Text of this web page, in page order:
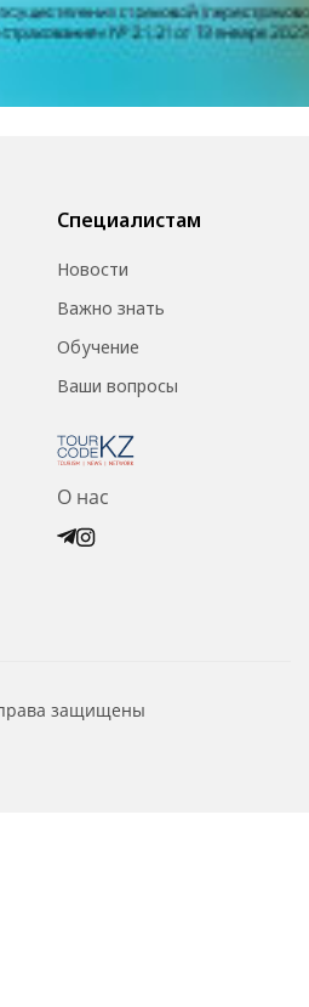
Специалистам
Новости
Важно знать
Обучение
Ваши вопросы
О нас
защищены